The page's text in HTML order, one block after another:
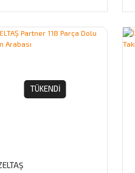
TÜKENDI